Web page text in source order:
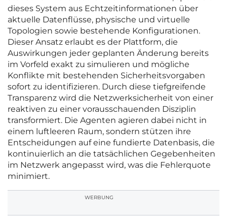
dieses System aus Echtzeitinformationen über
aktuelle Datenflüsse, physische und virtuelle
Topologien sowie bestehende Konfigurationen.
Dieser Ansatz erlaubt es der Plattform, die
Auswirkungen jeder geplanten Änderung bereits
im Vorfeld exakt zu simulieren und mögliche
Konflikte mit bestehenden Sicherheitsvorgaben
sofort zu identifizieren. Durch diese tiefgreifende
Transparenz wird die Netzwerksicherheit von einer
reaktiven zu einer vorausschauenden Disziplin
transformiert. Die Agenten agieren dabei nicht in
einem luftleeren Raum, sondern stützen ihre
Entscheidungen auf eine fundierte Datenbasis, die
kontinuierlich an die tatsächlichen Gegebenheiten
im Netzwerk angepasst wird, was die Fehlerquote
minimiert.
WERBUNG